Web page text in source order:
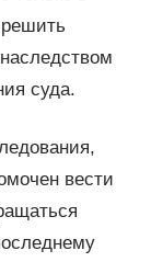
решить
суда.
вести